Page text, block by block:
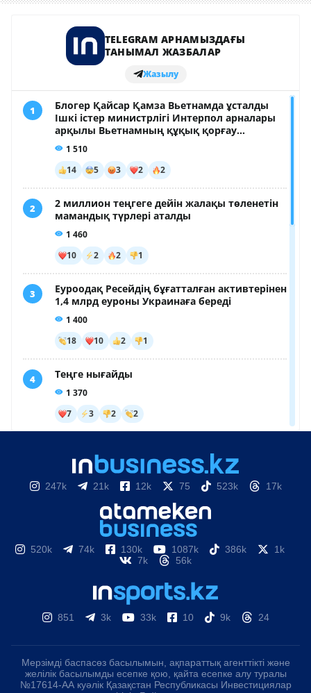
247k 21k 12k 75 523k 17k
520k 74k 130k 1087k 386k
1k
7k
56k
851 3k 33k 10 9k 24
Мерзімді баспасөз басылымын, ақпараттық агенттікті және
желілік басылымды есепке қою, қайта есепке алу туралы
№17614-АА куәлік Қазақстан Республикасы Инвестициялар